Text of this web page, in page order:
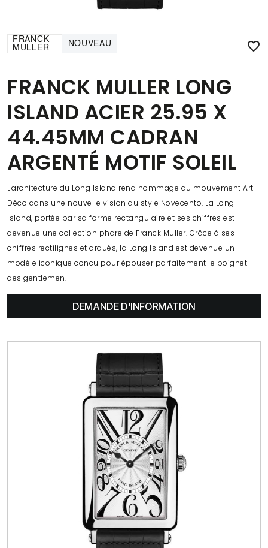
FRANCK
MULLER
NOUVEAU 
FRANCK MULLER LONG
ISLAND ACIER 25.95 X
44.45MM CADRAN
ARGENTÉ MOTIF SOLEIL
L'architecture du Long Island rend hommage au mouvement Art
Déco dans une nouvelle vision du style Novecento. La Long
Island, portée par sa forme rectangulaire et ses chiffres est
devenue une collection phare de Franck Muller. Grâce à ses
chiffres rectilignes et arqués, la Long Island est devenue un
modèle iconique conçu pour épouser parfaitement le poignet
des gentlemen.
DEMANDE D'INFORMATION